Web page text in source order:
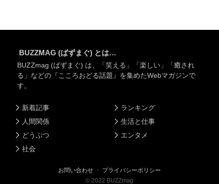
BUZZMAG (ばずまぐ) とは…
BUZZmag (ばずまぐ) は、「笑える」「楽しい」「癒され
る」などの『こころおどる話題』を集めたWebマガジンで
す。
新着記事
人間関係
どうぶつ
社会
ランキング
生活と仕事
エンタメ
お問い合わせ ・ プライバシーポリシー
© 2022 BUZZmag